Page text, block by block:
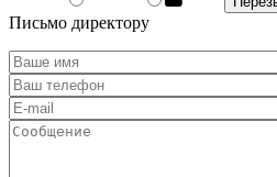
Письмо директору